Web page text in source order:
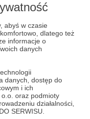
abyś w czasie
dlatego też
informacje o
danych
danych, dostęp do
i ich
oraz podmioty
działalności,
SERWISU.
w końcu sprzęt, na
na
wolno
(zdjęcia i
do obecnych)
dane
skany,
imprezy (o
platform
Commodore,